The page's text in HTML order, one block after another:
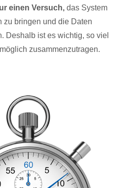
einen Versuch, das System
zu bringen und die Daten
Deshalb ist es wichtig, so viel
zusammenzutragen.